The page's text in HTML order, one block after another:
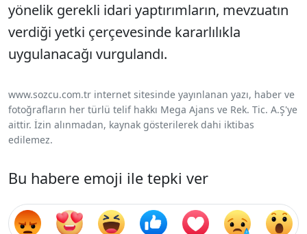
yönelik gerekli idari yaptırımların, mevzuatın
verdiği yetki çerçevesinde kararlılıkla
uygulanacağı vurgulandı.
www.sozcu.com.tr internet sitesinde yayınlanan yazı, haber ve
fotoğrafların her türlü telif hakkı Mega Ajans ve Rek. Tic. A.Ş'ye
aittir. İzin alınmadan, kaynak gösterilerek dahi iktibas
edilemez.
Bu habere emoji ile tepki ver